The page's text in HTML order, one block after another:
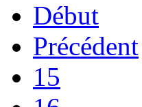
Début
Précédent
15